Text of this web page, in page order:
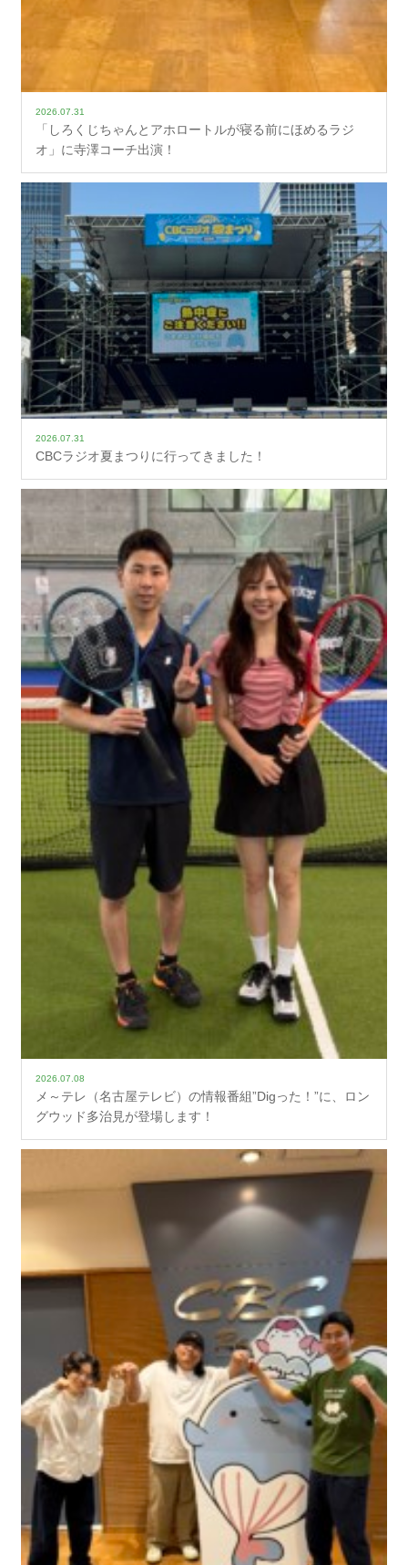
2026.07.31
「しろくじちゃんとアホロートルが寝る前にほめるラジ
オ」に寺澤コーチ出演！
2026.07.31
CBCラジオ夏まつりに行ってきました！
2026.07.08
メ～テレ（名古屋テレビ）の情報番組”Digった！”に、ロン
グウッド多治見が登場します！